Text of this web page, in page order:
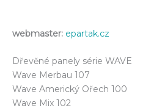
webmaster: epartak.cz
Dřevěné panely série WAVE
Wave Merbau 107
Wave Americký Ořech 100
Wave Mix 102